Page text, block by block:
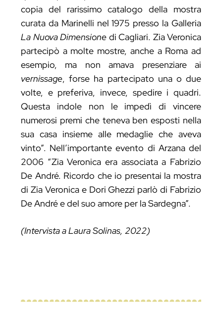
copia del rarissimo catalogo della mostra
curata da Marinelli nel 1975 presso la Galleria
La Nuova Dimensione di Cagliari. Zia Veronica
partecipò a molte mostre, anche a Roma ad
esempio, ma non amava presenziare ai
vernissage, forse ha partecipato una o due
volte, e preferiva, invece, spedire i quadri.
Questa indole non le impedì di vincere
numerosi premi che teneva ben esposti nella
sua casa insieme alle medaglie che aveva
vinto”. Nell’importante evento di Arzana del
2006 “Zia Veronica era associata a Fabrizio
De André. Ricordo che io presentai la mostra
di Zia Veronica e Dori Ghezzi parlò di Fabrizio
De André e del suo amore per la Sardegna”.
(Intervista a Laura Solinas, 2022)